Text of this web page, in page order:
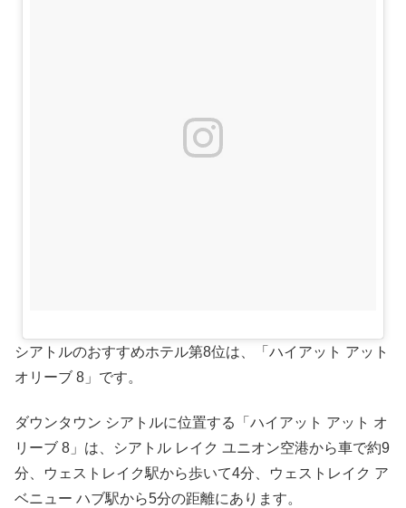
シアトルのおすすめホテル第8位は、「ハイアット アット
オリーブ 8」です。
ダウンタウン シアトルに位置する「ハイアット アット オ
リーブ 8」は、シアトル レイク ユニオン空港から車で約9
分、ウェストレイク駅から歩いて4分、ウェストレイク ア
ベニュー ハブ駅から5分の距離にあります。